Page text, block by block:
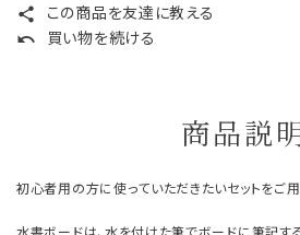
share この商品を友達に教える
undo 買い物を続ける
商品説
初心者用の方に使っていただきたいセットをご用